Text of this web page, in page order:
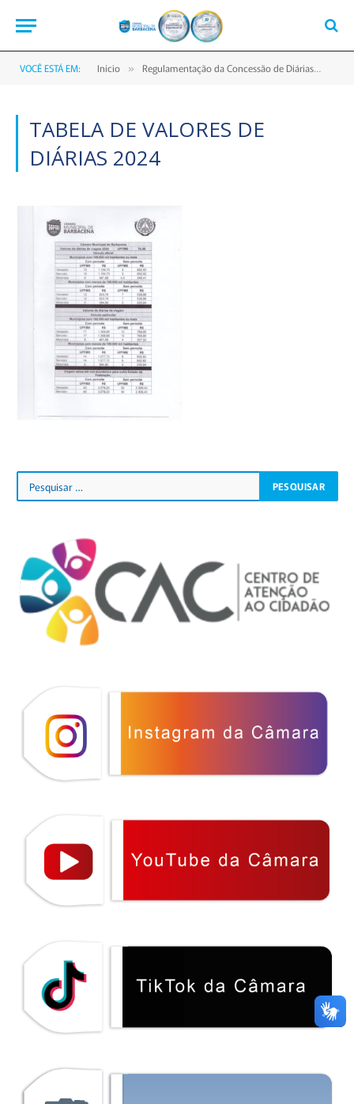
VOCÊ ESTÁ EM: Início » Regulamentação da Concessão de Diárias
TABELA DE VALORES DE
DIÁRIAS 2024